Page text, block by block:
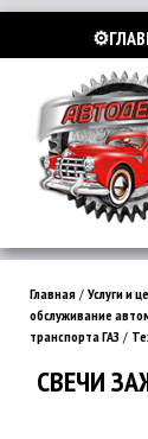
Главная / Услуги и
обслуживание
транспорта ГАЗ /
СВЕЧИ